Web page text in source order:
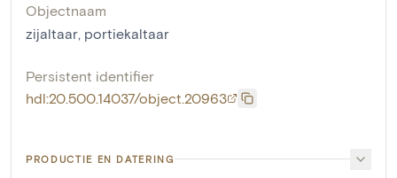
Objectnaam
zijaltaar portiekaltaar
Persistent identifier
hdl:20.500.14037/object.20963
PRODUCTIE EN DATERING